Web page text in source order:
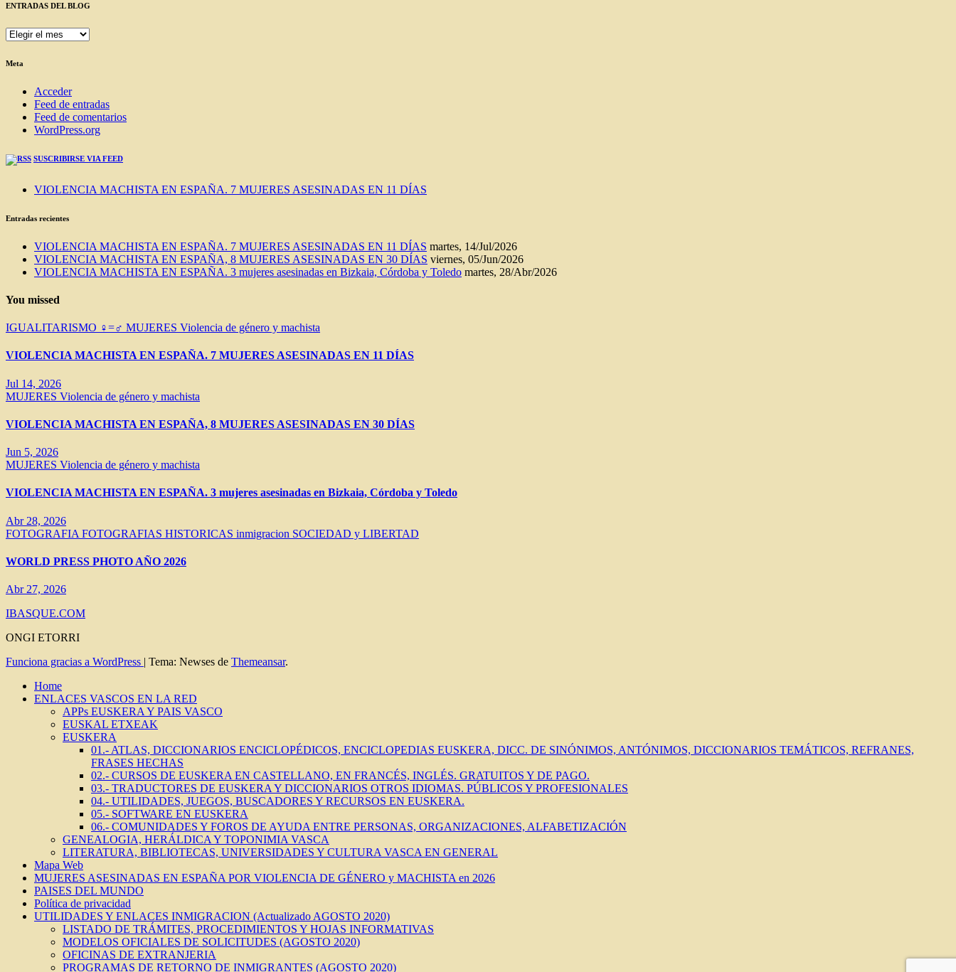
ENTRADAS DEL BLOG
ENTRADAS
BLOG
Meta
Acceder
Feed de entradas
Feed de comentarios
WordPress.org
SUSCRIBIRSE VIA FEED
VIOLENCIA MACHISTA EN ESPAÑA. 7 MUJERES ASESINADAS EN 11 DÍAS
Entradas recientes
VIOLENCIA MACHISTA EN ESPAÑA. 7 MUJERES ASESINADAS EN 11 DÍAS martes, 14/Jul/2026
VIOLENCIA MACHISTA EN ESPAÑA, 8 MUJERES ASESINADAS EN 30 DÍAS viernes, 05/Jun/2026
VIOLENCIA MACHISTA EN ESPAÑA. 3 mujeres asesinadas en Bizkaia, Córdoba y Toledo martes, 28/Abr/2026
You missed
IGUALITARISMO ♀=♂ MUJERES Violencia de género y machista
VIOLENCIA MACHISTA EN ESPAÑA. 7 MUJERES ASESINADAS EN 11 DÍAS
Jul 14, 2026
MUJERES Violencia de género y machista
VIOLENCIA MACHISTA EN ESPAÑA, 8 MUJERES ASESINADAS EN 30 DÍAS
Jun 5, 2026
MUJERES Violencia de género y machista
VIOLENCIA MACHISTA EN ESPAÑA. 3 mujeres asesinadas en Bizkaia, Córdoba y Toledo
Abr 28, 2026
FOTOGRAFIA FOTOGRAFIAS HISTORICAS inmigracion SOCIEDAD y LIBERTAD
WORLD PRESS PHOTO AÑO 2026
Abr 27, 2026
IBASQUE.COM
ONGI ETORRI
Funciona gracias a WordPress | Tema: Newses de Themeansar.
Home
ENLACES VASCOS EN LA RED
APPs EUSKERA Y PAIS VASCO
EUSKAL ETXEAK
EUSKERA
01.- ATLAS, DICCIONARIOS ENCICLOPÉDICOS, ENCICLOPEDIAS EUSKERA, DICC. DE SINÓNIMOS, ANTÓNIMOS, DICCIONARIOS TEMÁTICOS, REFRANES,
FRASES HECHAS
02.- CURSOS DE EUSKERA EN CASTELLANO, EN FRANCÉS, INGLÉS. GRATUITOS Y DE PAGO.
03.- TRADUCTORES DE EUSKERA Y DICCIONARIOS OTROS IDIOMAS. PÚBLICOS Y PROFESIONALES
04.- UTILIDADES, JUEGOS, BUSCADORES Y RECURSOS EN EUSKERA.
05.- SOFTWARE EN EUSKERA
06.- COMUNIDADES Y FOROS DE AYUDA ENTRE PERSONAS, ORGANIZACIONES, ALFABETIZACIÓN
GENEALOGIA, HERÁLDICA Y TOPONIMIA VASCA
LITERATURA, BIBLIOTECAS, UNIVERSIDADES Y CULTURA VASCA EN GENERAL
Mapa Web
MUJERES ASESINADAS EN ESPAÑA POR VIOLENCIA DE GÉNERO y MACHISTA en 2026
PAISES DEL MUNDO
Política de privacidad
UTILIDADES Y ENLACES INMIGRACION (Actualizado AGOSTO 2020)
LISTADO DE TRÁMITES, PROCEDIMIENTOS Y HOJAS INFORMATIVAS
MODELOS OFICIALES DE SOLICITUDES (AGOSTO 2020)
OFICINAS DE EXTRANJERIA
PROGRAMAS DE RETORNO DE INMIGRANTES (AGOSTO 2020)